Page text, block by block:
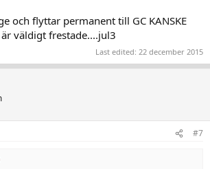
och flyttar permanent till GC KANSKE
väldigt frestade....jul3
Last edited: 22 december 2015
#7